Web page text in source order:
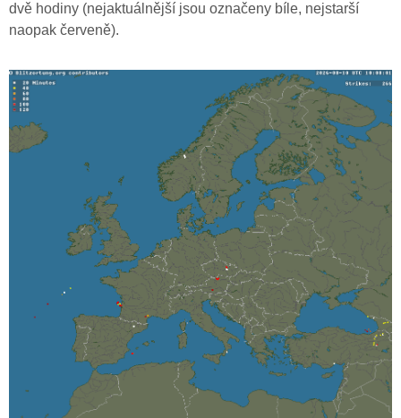
dvě hodiny (nejaktuálnější jsou označeny bíle, nejstarší
naopak červeně).